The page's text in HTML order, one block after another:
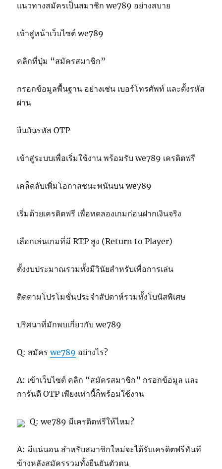
แนวทางสมัครเป็นสมาชิก we789 อย่างสบาย
เข้าสู่หน้าเว็บไซต์ we789
คลิกที่ปุ่ม “สมัครสมาชิก”
กรอกข้อมูลพื้นฐาน อย่างเช่น เบอร์โทรศัพท์ และตั้งรหัส
ผ่าน
ยืนยันรหัส OTP
เข้าสู่ระบบเพื่อเริ่มใช้งาน พร้อมรับ we789 เครดิตฟรี
เคล็ดลับเพิ่มโอกาสชนะพนันบน we789
เริ่มด้วยเครดิตฟรี เพื่อทดลองเกมก่อนฝากเงินจริง
เลือกเล่นเกมที่มี RTP สูง (Return to Player)
ตั้งงบประมาณรวมทั้งมีวินัยสำหรับเพื่อการเล่น
ติดตามโปรโมชั่นประจำสัปดาห์รวมทั้งโบนัสพิเศษ
ปริศนาที่มักพบเกี่ยวกับ we789
Q: สมัครwe789 อย่างไร?
A: เข้าเว็บไซต์ คลิก “สมัครสมาชิก” กรอกข้อมูล และ
การันตี OTP เพียงเท่านี้ก็พร้อมใช้งาน
Q: we789 มีเครดิตฟรีให้ไหม?
A: มีแน่นอน สำหรับสมาชิกใหม่จะได้รับเครดิตฟรีทันที
ข้างหลังสมัครรวมทั้งยืนยันตัวตน